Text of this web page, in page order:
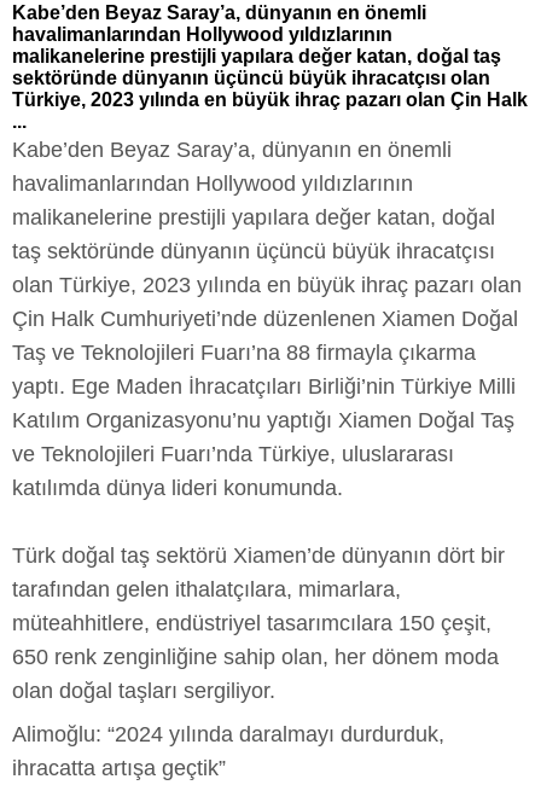
Kabe’den Beyaz Saray’a, dünyanın en önemli
havalimanlarından Hollywood yıldızlarının
malikanelerine prestijli yapılara değer katan, doğal taş
sektöründe dünyanın üçüncü büyük ihracatçısı olan
Türkiye, 2023 yılında en büyük ihraç pazarı olan Çin Halk
...
Kabe’den Beyaz Saray’a, dünyanın en önemli
havalimanlarından Hollywood yıldızlarının
malikanelerine prestijli yapılara değer katan, doğal
taş sektöründe dünyanın üçüncü büyük ihracatçısı
olan Türkiye, 2023 yılında en büyük ihraç pazarı olan
Çin Halk Cumhuriyeti’nde düzenlenen Xiamen Doğal
Taş ve Teknolojileri Fuarı’na 88 firmayla çıkarma
yaptı. Ege Maden İhracatçıları Birliği’nin Türkiye Milli
Katılım Organizasyonu’nu yaptığı Xiamen Doğal Taş
ve Teknolojileri Fuarı’nda Türkiye, uluslararası
katılımda dünya lideri konumunda.
Türk doğal taş sektörü Xiamen’de dünyanın dört bir
tarafından gelen ithalatçılara, mimarlara,
müteahhitlere, endüstriyel tasarımcılara 150 çeşit,
650 renk zenginliğine sahip olan, her dönem moda
olan doğal taşları sergiliyor.
Alimoğlu: “2024 yılında daralmayı durdurduk,
ihracatta artışa geçtik”